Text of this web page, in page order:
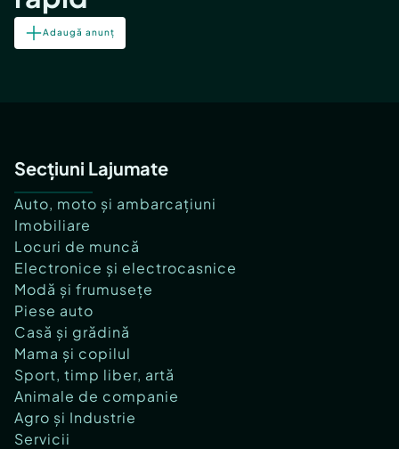
Adaugă anunț
Secțiuni Lajumate
Auto, moto și ambarcațiuni
Imobiliare
Locuri de muncă
Electronice și electrocasnice
Modă și frumusețe
Piese auto
Casă și grădină
Mama și copilul
Sport, timp liber, artă
Animale de companie
Agro și Industrie
Servicii